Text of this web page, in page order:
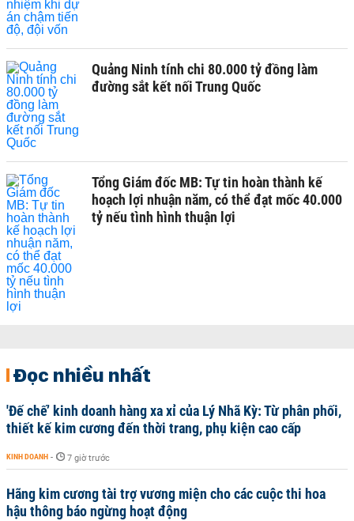
Quảng Ninh tính chi 80.000 tỷ đồng làm
đường sắt kết nối Trung Quốc
Tổng Giám đốc MB: Tự tin hoàn thành kế
hoạch lợi nhuận năm, có thể đạt mốc 40.000
tỷ nếu tình hình thuận lợi
Đọc nhiều nhất
'Đế chế’ kinh doanh hàng xa xỉ của Lý Nhã Kỳ: Từ phân phối,
thiết kế kim cương đến thời trang, phụ kiện cao cấp
KINH DOANH - 7 giờ trước
Hãng kim cương tài trợ vương miện cho các cuộc thi hoa
hậu thông báo ngừng hoạt động